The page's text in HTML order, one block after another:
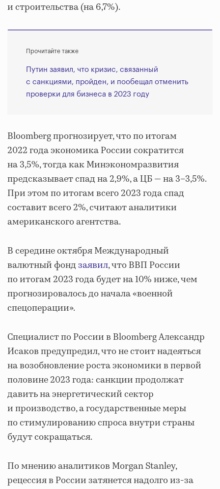
и строительства (на 6,7%).
Прочитайте также
Путин заявил, что кризис, связанный
с санкциями, пройден, и пообещал отменить
проверки для бизнеса в 2023 году
Bloomberg прогнозирует, что по итогам
2022 года экономика России сократится
на 3,5%, тогда как Минэкономразвития
предсказывает спад на 2,9%, а ЦБ — на 3–3,5%.
При этом по итогам всего 2023 года спад
составит всего 2%, считают аналитики
американского агентства.
В середине октября Международный
валютный фондзаявил, что ВВП России
по итогам 2023 года будет на 10% ниже, чем
прогнозировалось до начала «военной
спецоперации».
Специалист по России в Bloomberg Александр
Исаков предупредил, что не стоит надеяться
на возобновление роста экономики в первой
половине 2023 года: санкции продолжат
давить на энергетический сектор
и производство, а государственные меры
по стимулированию спроса внутри страны
будут сокращаться.
По мнению аналитиков Morgan Stanley,
рецессия в России затянется надолго из-за